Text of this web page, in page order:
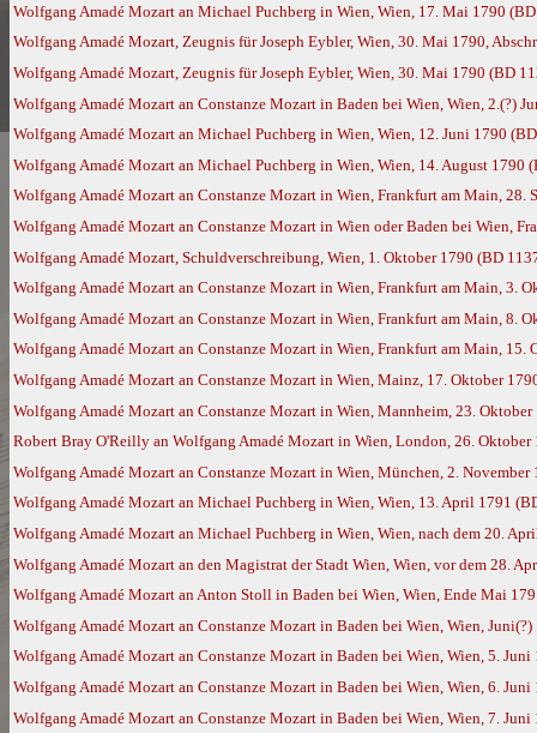
Wolfgang Amadé Mozart an Michael Puchberg in Wien, Wien, 17. Mai 1790
Wolfgang Amadé Mozart, Zeugnis für Joseph Eybler, Wien, 30. Mai 1790,
Wolfgang Amadé Mozart, Zeugnis für Joseph Eybler, Wien, 30. Mai 1790 (BD
Wolfgang Amadé Mozart an Constanze Mozart in Baden bei Wien, Wien, 2.(?)
Wolfgang Amadé Mozart an Michael Puchberg in Wien, Wien, 12. Juni 1790
Wolfgang Amadé Mozart an Michael Puchberg in Wien, Wien, 14. August 1790
Wolfgang Amadé Mozart an Constanze Mozart in Wien, Frankfurt am Main, 28.
Wolfgang Amadé Mozart an Constanze Mozart in Wien oder Baden bei Wien,
Wolfgang Amadé Mozart, Schuldverschreibung, Wien, 1. Oktober 1790 (BD
Wolfgang Amadé Mozart an Constanze Mozart in Wien, Frankfurt am Main, 3.
Wolfgang Amadé Mozart an Constanze Mozart in Wien, Frankfurt am Main, 8.
Wolfgang Amadé Mozart an Constanze Mozart in Wien, Frankfurt am Main, 15.
Wolfgang Amadé Mozart an Constanze Mozart in Wien, Mainz, 17. Oktober
Wolfgang Amadé Mozart an Constanze Mozart in Wien, Mannheim, 23.
Robert Bray O'Reilly an Wolfgang Amadé Mozart in Wien, London, 26. Oktober
Wolfgang Amadé Mozart an Constanze Mozart in Wien, München, 2. November
Wolfgang Amadé Mozart an Michael Puchberg in Wien, Wien, 13. April 1791
Wolfgang Amadé Mozart an Michael Puchberg in Wien, Wien, nach dem 20.
Wolfgang Amadé Mozart an den Magistrat der Stadt Wien, Wien, vor dem 28.
Wolfgang Amadé Mozart an Anton Stoll in Baden bei Wien, Wien, Ende Mai
Wolfgang Amadé Mozart an Constanze Mozart in Baden bei Wien, Wien,
Wolfgang Amadé Mozart an Constanze Mozart in Baden bei Wien, Wien, 5.
Wolfgang Amadé Mozart an Constanze Mozart in Baden bei Wien, Wien, 6.
Wolfgang Amadé Mozart an Constanze Mozart in Baden bei Wien, Wien, 7.